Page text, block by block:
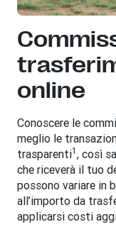
online
Conoscere le
meglio le
trasparenti1 , così
che riceverà il tuo
possono variare in
all’importo da
applicarsi costi